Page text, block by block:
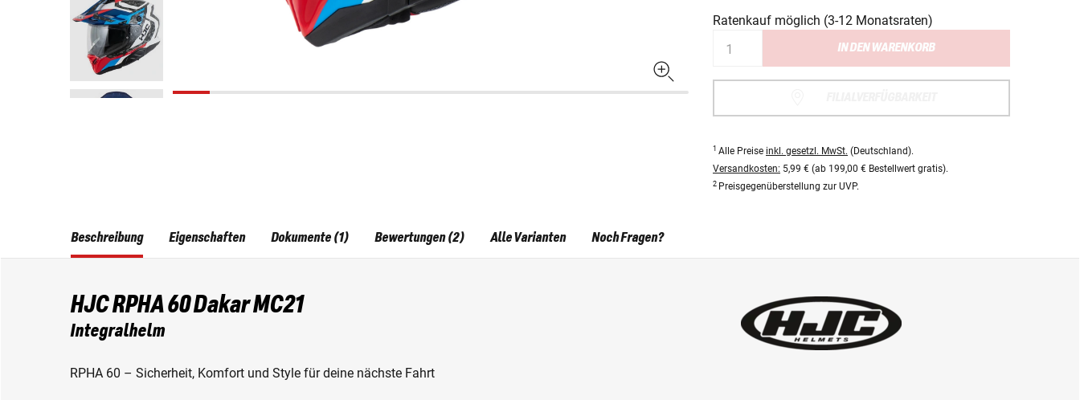
Ratenkauf möglich (3-12 Monatsraten)
IN DEN WARENKORB
1 Alle Preise inkl. gesetzl. MwSt. (Deutschland).
Versandkosten: 5,99 € (ab 199,00 € Bestellwert gratis).
2 Preisgegenüberstellung zur UVP.
Beschreibung
HJC RPHA 60 Dakar MC21
Integralhelm
RPHA 60 – Sicherheit, Komfort und Style für deine nächste Fahrt
Eigenschaften Dokumente (1) Bewertungen (2) Alle Varianten Noch Fragen?